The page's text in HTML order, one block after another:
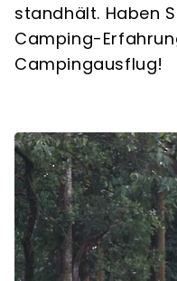
standhält. Haben
Camping-
Campingausflug!